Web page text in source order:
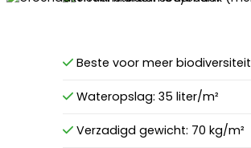
Beste voor meer biodiversiteit
Wateropslag: 35 liter/m²
Verzadigd gewicht: 70 kg/m²